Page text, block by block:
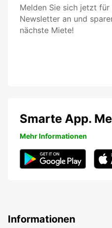
Melden Sie sich jetzt für
Newsletter an und
nächste Miete!
Smarte App.
Mehr Informationen
Informationen